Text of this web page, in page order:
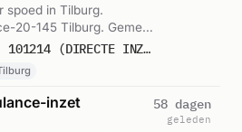
spoed in Tilburg.
20-145 Tilburg. Gemeld
A2 TILBURG RIT: 101214 (DIRECTE INZET: JA)
inzet 58 dagen
geleden